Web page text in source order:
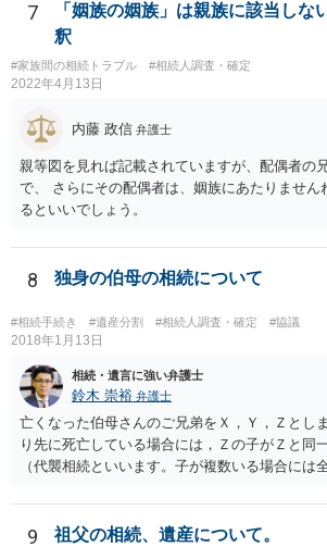
7
「姻族の姻族」は親族に該当しな
釈
#家族間の相続トラブル #相続人調査・確定
2022年4月13日
内藤 政信 弁護士
親等図を見れば記載されていますが、配偶者の
で、 さらにその配偶者は、姻族にあたりません
るといいでしょう。
8 独身の伯母の相続について
#相続手続き #遺産分割 #相続人調査・確定 #協議
2018年1月13日
相続・遺言に強い弁護士
鈴木 崇裕 弁護士
亡くなった伯母さんのご兄弟をＸ，Ｙ，Ｚとし
り先に死亡している場合には，Ｚの子がＺと同
（代襲相続といいます。子が複数いる場合には
つの相続分を有していますので， そのことを前
議をすることになります（必ずしも３分の１ず
9 祖父の相続、遺産について。